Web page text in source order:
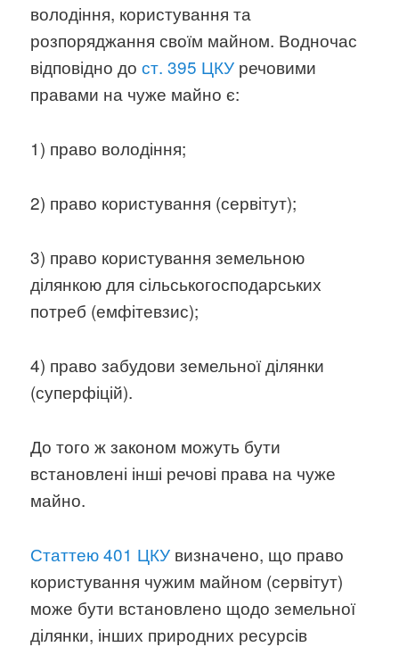
володіння, користування та
розпоряджання своїм майном. Водночас
відповідно дост. 395 ЦКУ речовими
правами на чуже майно є:
1) право володіння;
2) право користування (сервітут);
3) право користування земельною
ділянкою для сільськогосподарських
потреб (емфітевзис);
4) право забудови земельної ділянки
(суперфіцій).
До того ж законом можуть бути
встановлені інші речові права на чуже
майно.
Статтею 401 ЦКУ визначено, що право
користування чужим майном (сервітут)
може бути встановлено щодо земельної
ділянки, інших природних ресурсів